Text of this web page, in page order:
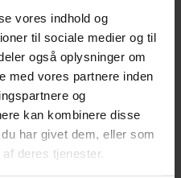
vores indhold og
til sociale medier og til
også oplysninger om
med vores partnere inden
og
kan kombinere disse
har givet dem, eller som
deres tjenester.